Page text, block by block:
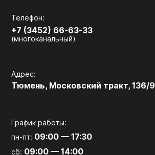
Телефон:
+7 (3452) 66-63-33
(многоканальный)
Адрес:
Тюмень, Московский тракт, 136/9
График работы:
пн-пт: 09:00 — 17:30
сб: 09:00 — 14:00